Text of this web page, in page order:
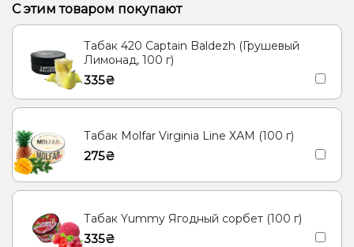
С этим товаром покупают
Табак 420 Captain Baldezh (Грушевый
Лимонад, 100 г)
335₴
Табак Molfar Virginia Line ХАМ (100 г)
275₴
Табак Yummy Ягодный сорбет (100 г)
335₴